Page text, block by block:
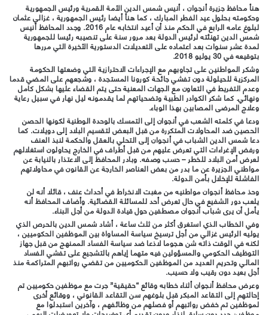
هنأ محافظ جزيرة أنجوان ، أنيس شمس الدين الأمة القمرية ورئيس الجمهورية
وحكومته بحلول عيد الفطر المبارك ، كما هنأ أيضا رئيس الجمهورية ، غزالي عثمان
لبلوغ عامه الرابع في الحكم منذ أن أعيد انتخابه عام 2016. وجدد المحافظ أنيس
شمس الدين تهنئته لرئيس الدولة بعد مرور سنة على تنصيبه رئيسا للجمهورية
لمدة عشر سنوات بعد اعتماده على التعديلات الدستورية الأخيرة التي مررها
بتوقيعه في 30 يوليو 2018.
وشكر المواطنين على تجاوبهم مع الإجراءات الاحترازية التي وضعتها الحكومة
المركزية للحيلولة دون تفشي جائحة كورونا المستجدة ، وشجعهم على المضي قدما
وعدم التفريط في التعاون مع الجهات المعنية حتى يتم القضاء عليها بشكل كامل
ونهائي. كما شكر الكوادر الطبية وتضحياتهم لما يقدمونه ليل نهار في سبيل رعاية
وعلاج المرضى المصابين بهذا الوباء.
ودعا في كلمته الشعب في أنجوان إلى التمسك بالوحدة الوطنية لكونها الحصن
الحصين ضد المحاولات المتكررة من قبل البعض لتقسيم البلاد إلى دويلات. كما
دعا شمس الدين الشباب في أنجوان إلى التحلي بالعقل والحكمة لنبذ العنف
ورفض الإغراءات التي تعرض عليهم من قبل أطراف في الخارج يحاولون استغلالهم
لعرض أمن البلاد للخطر – حسب وصفه. وبادر المحافظ إلى الاعتذار بالنيابة عن
مواطني الجزيرة عن ما بدر من بعض العناصر الخارجة عن القانون في محاولاتهم
الفاشلة للإخلال بأمن الدولة.
وحذ محافظ أنجوان مواطنيه من مغبت الانخراط في أحداث عنف ، قائلا أنه لن
يلعب دور الشفيع في حال تعرض أحد للمسائلة القضائية. وأضاف المحافظ أنه
يأمل أن يرى شباب أنجوان مصطفين حول قيادة الدولة من أجل البناء.
وفي الخطاب الذي استغرق أكثر من ثلث ساعة ، أشاد شمس الدين بالحرص الذي
يوليه الرئيس غزالي من أجل ترسيخ سياسة المساواة بين الموظفين الحكوميين ،
لكنه في الوقت ذاته شن هجوما لاذعا ضد سياسة الفساد الممنهج من قبل جهاز
التوظيف الحكومي والمسؤولين فيه متهما إياهم بالتشجيع على تفشي الفساد
المالي وتحريم العديد من الموظفين الحكوميين من تقضي رواتبهم المتراكمة منذ
أجل بعيد دون رقيب ولا حسيب.
وعرض محافظ أنجوان أثناء خطابه وقائع “حقيقية” جرت مع موظفين حكوميين تم
إحالتهم إلى التقاعد المبكر قبل بلوغهم سن التقاعد القانوني ، ووقائع أخرى
لموظفين تم خفض رواتبهم أو فصلهم من وظائفهم ، وآخرين استبدلوا مع